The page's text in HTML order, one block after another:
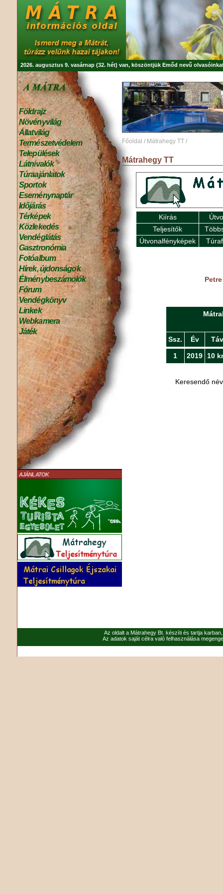
2026. augusztus 9. vasárnap (32. hét) van, köszöntjük Emőd nevű
Földrajz
Növényvilág
Állatvilág
Természetvédelem
Települések
Látnivalók
Túraajánlatok
Sportok
Eseménynaptár
Időjárás
Térképek
Közlekedés
Vendéglátás
Gasztronómia
Fotóalbum
Hírek, újdonságok
Élménybeszámolók
Fórum
Vendégkönyv
Linkek
Webkamera
Játék
AJÁNLATOK
Főoldal / Mátrahegy TT /
Mátrahegy TT
Kiírás
Teljesítők
Útvonalfényképek
Ssz. Év Táv
1 2019 10
Keresendő
Az oldalt a Mátrahegy Bt. készíti és tartja
Az adatok saját célra való felhasználása